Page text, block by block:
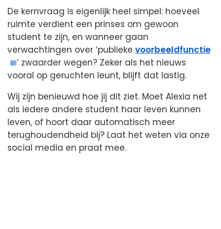
De kernvraag is eigenlijk heel simpel: hoeveel
ruimte verdient een prinses om gewoon
student te zijn, en wanneer gaan
verwachtingen over ‘publieke voorbeeldfunctie
’ zwaarder wegen? Zeker als het nieuws
vooral op geruchten leunt, blijft dat lastig.
Wij zijn benieuwd hoe jij dit ziet. Moet Alexia net
als iedere andere student haar leven kunnen
leven, of hoort daar automatisch meer
terughoudendheid bij? Laat het weten via onze
social media en praat mee.